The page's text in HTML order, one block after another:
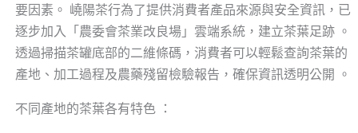
要因素。 嶢陽茶行為了提供消費者產品來源與安全資訊，已
逐步加入「農委會茶業改良場」雲端系統，建立茶葉足跡 。
透過掃描茶罐底部的二維條碼，消費者可以輕鬆查詢茶葉的
產地、加工過程及農藥殘留檢驗報告，確保資訊透明公開 。
不同產地的茶葉各有特色 ：